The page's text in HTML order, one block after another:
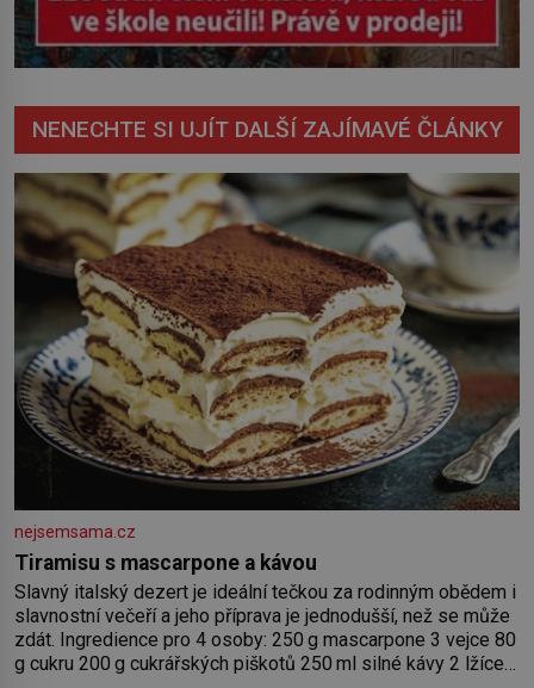
NENECHTE SI UJÍT DALŠÍ ZAJÍMAVÉ ČLÁNKY
nejsemsama.cz
Tiramisu s mascarpone a kávou
Slavný italský dezert je ideální tečkou za rodinným obědem i
slavnostní večeří a jeho příprava je jednodušší, než se může
zdát. Ingredience pro 4 osoby: 250 g mascarpone 3 vejce 80
g cukru 200 g cukrářských piškotů 250 ml silné kávy 2 lžíce